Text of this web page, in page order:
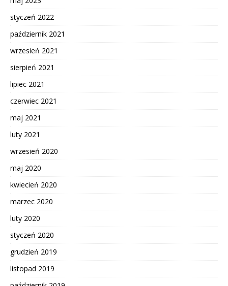
styczeń 2022
październik 2021
wrzesień 2021
sierpień 2021
lipiec 2021
czerwiec 2021
maj 2021
luty 2021
wrzesień 2020
maj 2020
kwiecień 2020
marzec 2020
luty 2020
styczeń 2020
grudzień 2019
listopad 2019